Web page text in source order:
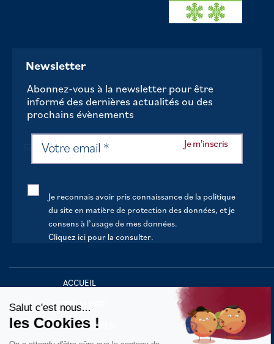
Newsletter
Abonnez-vous à la newsletter pour être
informé des dernières actualités ou des
prochains évènements
Je reconnais avoir pris connaissance de la politique
du site en matière de protection des données, et je
consens à l’usage de mes données.
Cliquez ici pour la consulter.
ACCUEIL
VOTRE MAIRIE
VOTRE QUOTIDIEN
Salut c'est nous...
les Cookies !